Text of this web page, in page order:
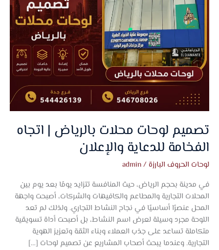
تصميم لوحات محلات بالرياض | اتجاه
الفخامة للدعاية والإعلان
لوحات الحروف البارزة /
admin
في مدينة بحجم الرياض، حيث المنافسة تتزايد يومًا بعد يوم بين
المحلات التجارية والمطاعم والكافيهات والشركات، أصبحت واجهة
المحل عنصرًا أساسيًا في نجاح النشاط التجاري. ولذلك لم تعد
اللوحة مجرد وسيلة لعرض اسم النشاط، بل أصبحت أداة تسويقية
متكاملة تساعد على جذب العملاء وبناء الثقة وتعزيز الهوية
التجارية. وعندما يبحث أصحاب المشاريع عن تصميم لوحات […]
والإعلان